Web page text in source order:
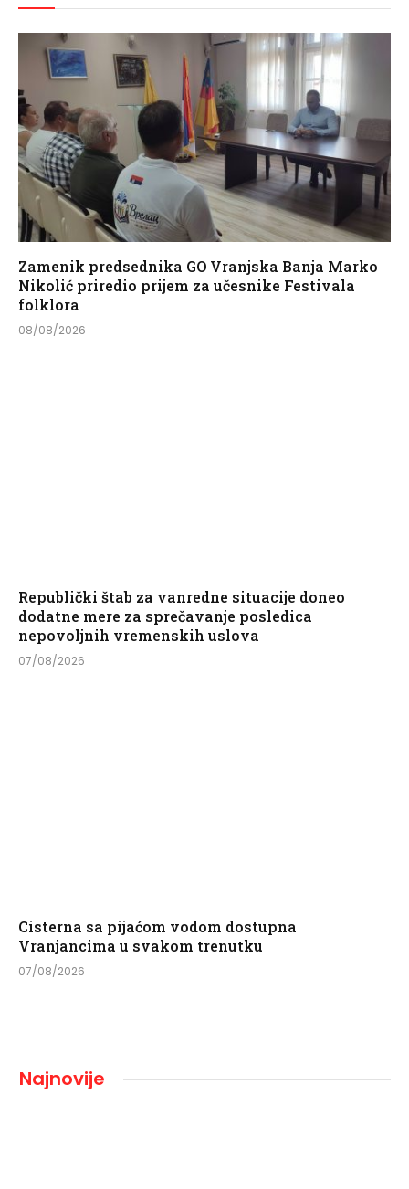
Zamenik predsednika GO Vranjska Banja Marko
Nikolić priredio prijem za učesnike Festivala
folklora
08/08/2026
Republički štab za vanredne situacije doneo
dodatne mere za sprečavanje posledica
nepovoljnih vremenskih uslova
07/08/2026
Cisterna sa pijaćom vodom dostupna
Vranjancima u svakom trenutku
07/08/2026
Najnovije